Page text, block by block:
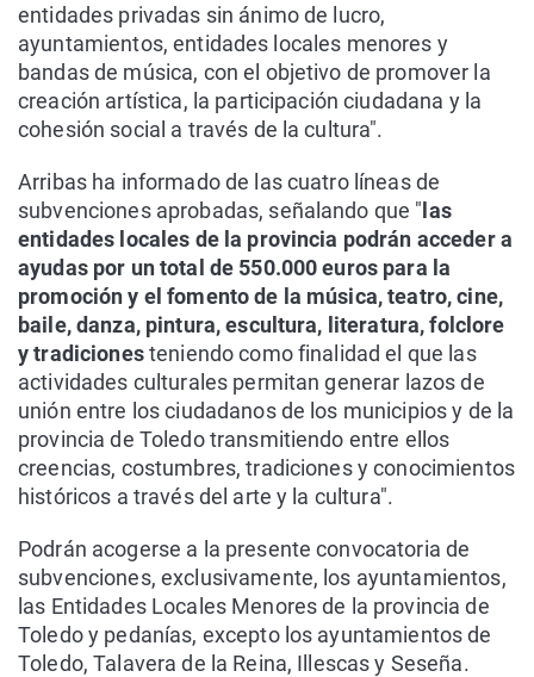
entidades privadas sin ánimo de lucro,
ayuntamientos, entidades locales menores y
bandas de música, con el objetivo de promover la
creación artística, la participación ciudadana y la
cohesión social a través de la cultura".
Arribas ha informado de las cuatro líneas de
subvenciones aprobadas, señalando que " las
entidades locales de la provincia podrán acceder a
ayudas por un total de 550.000 euros para la
promoción y el fomento de la música, teatro, cine,
baile, danza, pintura, escultura, literatura, folclore
y tradicionesteniendo como finalidad el que las
actividades culturales permitan generar lazos de
unión entre los ciudadanos de los municipios y de la
provincia de Toledo transmitiendo entre ellos
creencias, costumbres, tradiciones y conocimientos
históricos a través del arte y la cultura".
Podrán acogerse a la presente convocatoria de
subvenciones, exclusivamente, los ayuntamientos,
las Entidades Locales Menores de la provincia de
Toledo y pedanías, excepto los ayuntamientos de
Toledo, Talavera de la Reina, Illescas y Seseña.